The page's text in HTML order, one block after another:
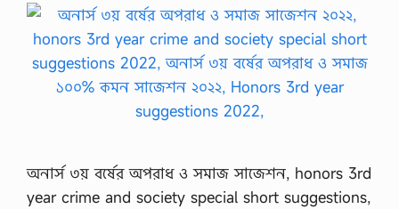
অনার্স ৩য় বর্ষের অপরাধ ও সমাজ সাজেশন, honors 3rd
year crime and society special short suggestions,